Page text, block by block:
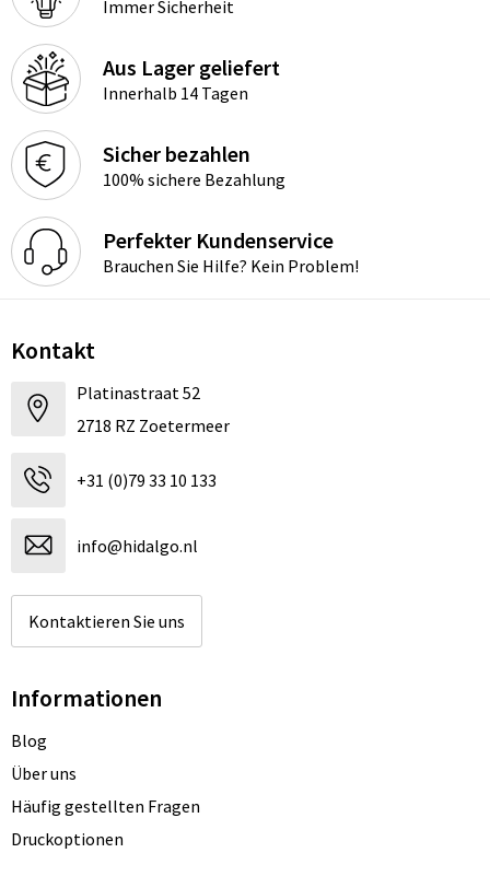
Immer Sicherheit
Aus Lager geliefert
Innerhalb 14 Tagen
Sicher bezahlen
100% sichere Bezahlung
Perfekter Kundenservice
Brauchen Sie Hilfe? Kein Problem!
Kontakt
Platinastraat 52
2718 RZ Zoetermeer
+31 (0)79 33 10 133
info@hidalgo.nl
Kontaktieren Sie uns
Informationen
Blog
Über uns
Häufig gestellten Fragen
Druckoptionen